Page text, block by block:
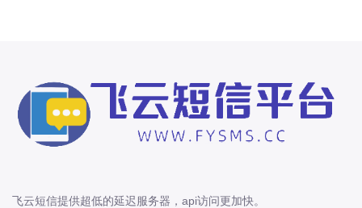
飞云短信提供超低的延迟服务器，api访问更加快。